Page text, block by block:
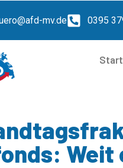
mv.de 0395
Start